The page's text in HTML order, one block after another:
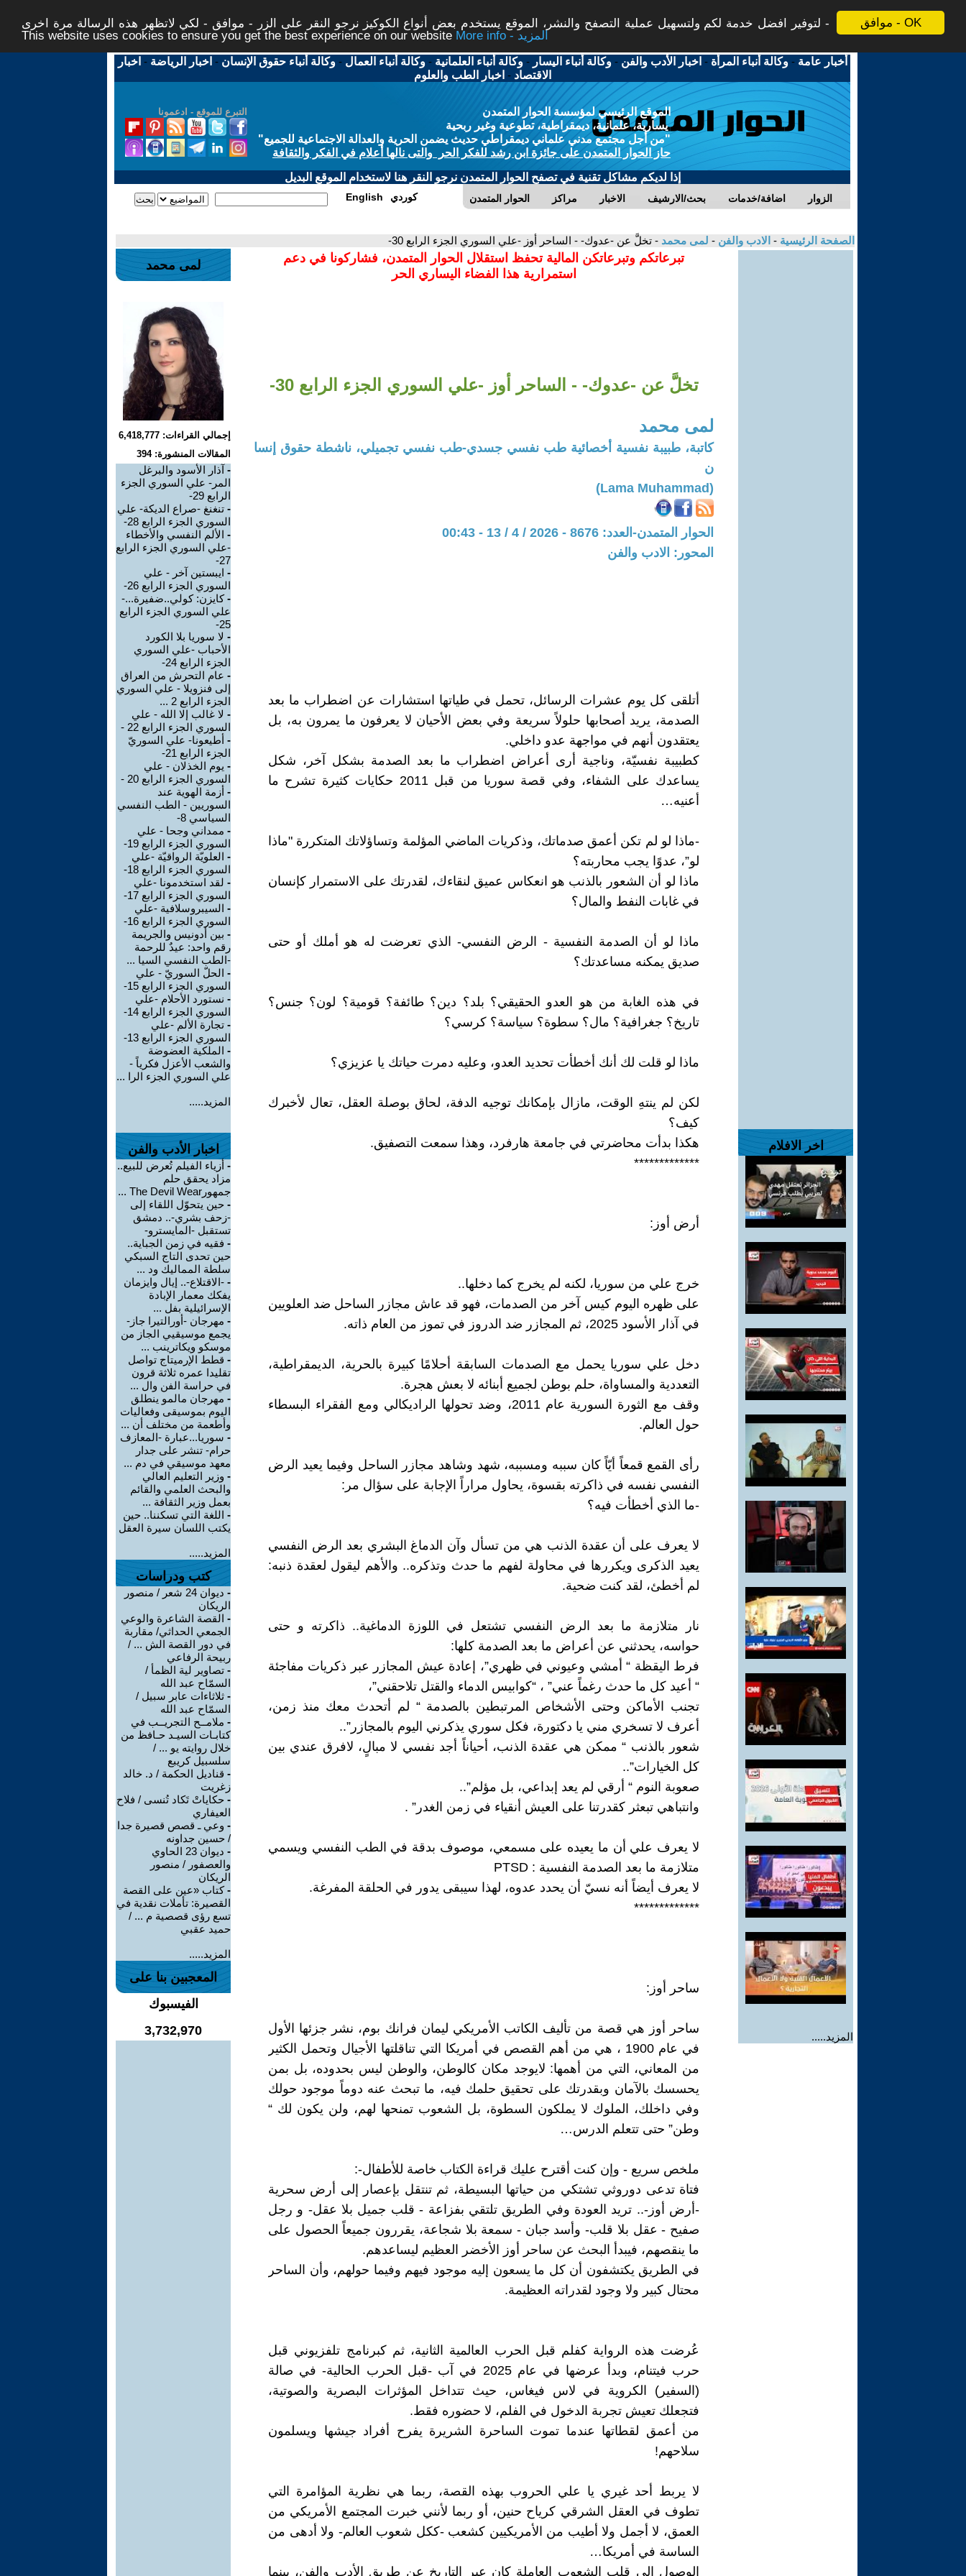
موافق - OK
لتوفير افضل خدمة لكم ولتسهيل عملية التصفح والنشر، الموقع يستخدم بعض أنواع الكوكيز نرجو النقر على الزر - موافق - لكي لاتظهر هذه الرسالة مرة اخرى -
This website uses cookies to ensure you get the best experience on our website
More info - المزيد
أخبار عامة -وكالة أنباء المرأة - اخبار الأدب والفن -وكالة أنباء اليسار -وكالة أنباء العلمانية -وكالة أنباء العمال -وكالة أنباء حقوق الإنسان - اخبار الرياضة - اخبار
الاقتصاد - اخبار الطب والعلوم
التبرع للموقع - ادعمونا
الموقع الرئيسي لمؤسسة الحوار المتمدن
يسارية، علمانية، ديمقراطية، تطوعية وغير ربحية
"من أجل مجتمع مدني علماني ديمقراطي حديث يضمن الحرية والعدالة الاجتماعية للجميع"
حاز الحوار المتمدن على جائزة ابن رشد للفكر الحر والتى نالها أعلام في الفكر والثقافة
إذا لديكم مشاكل تقنية في تصفح الحوار المتمدن نرجو النقر هنا لاستخدام الموقع البديل
الحوار المتمدن مراكز الاخبار بحث/الارشيف اضافة/خدمات الزوار English كوردي
الصفحة الرئيسية - الادب والفن - لمى محمد - تخلَّ عن -عدوك- - الساحر أوز -علي السوري الجزء الرابع 30-
اخر الافلام
المزيد.....
تبرعاتكم وتبرعاتكن المالية تحفظ استقلال الحوار المتمدن، فشاركونا في دعم
استمرارية هذا الفضاء اليساري الحر
تخلَّ عن -عدوك- - الساحر أوز -علي السوري الجزء الرابع 30-
لمى محمد
كاتبة، طبيبة نفسية أخصائية طب نفسي جسدي-طب نفسي تجميلي، ناشطة حقوق إنسا
ن
(Lama Muhammad)
الحوار المتمدن-العدد: 8676 - 2026 / 4 / 13 - 00:43
المحور: الادب والفن
أتلقى كل يوم عشرات الرسائل، تحمل في طياتها استشارات عن اضطراب ما بعد
الصدمة، يريد أصحابها حلولاً سريعة وفي بعض الأحيان لا يعرفون ما يمرون به، بل
يعتقدون أنهم في مواجهة عدو داخلي.
كطبيبة نفسيّة، وناجية أرى أعراض اضطراب ما بعد الصدمة بشكل آخر، شكل
يساعدك على الشفاء، وفي قصة سوريا من قبل 2011 حكايات كثيرة تشرح ما
أعنيه…
-ماذا لو لم تكن أعمق صدماتك، وذكريات الماضي المؤلمة وتساؤلاتك المتكررة "ماذا
لو”، عدوًا يجب محاربته؟
ماذا لو أن الشعور بالذنب هو انعكاس عميق لنقاءك، لقدرتك على الاستمرار كإنسان
في غابات النفط والمال؟
ماذا لو أن الصدمة النفسية - الرض النفسي- الذي تعرضت له هو أملك أو حتى
صديق يمكنه مساعدتك؟
في هذه الغابة من هو العدو الحقيقي؟ بلد؟ دين؟ طائفة؟ قومية؟ لون؟ جنس؟
تاريخ؟ جغرافية؟ مال؟ سطوة؟ سياسة؟ كرسي؟
ماذا لو قلت لك أنك أخطأت تحديد العدو، وعليه دمرت حياتك يا عزيزي؟
لكن لم ينتهِ الوقت، مازال بإمكانك توجيه الدفة، لحاق بوصلة العقل، تعال لأخبرك
كيف؟
هكذا بدأت محاضرتي في جامعة هارفرد، وهذا سمعت التصفيق.
*************
أرض أوز:
خرج علي من سوريا، لكنه لم يخرج كما دخلها..
على ظهره اليوم كيس آخر من الصدمات، فهو قد عاش مجازر الساحل ضد العلويين
في آذار الأسود 2025، ثم المجازر ضد الدروز في تموز من العام ذاته.
دخل علي سوريا يحمل مع الصدمات السابقة أحلامًا كبيرة بالحرية، الديمقراطية،
التعددية والمساواة، حلم بوطن لجميع أبنائه لا بعش هجرة.
وقف مع الثورة السورية عام 2011، وضد تحولها الراديكالي ومع الفقراء البسطاء
حول العالم.
رأى القمع قمعاً أيّاً كان سببه ومسببه، شهد وشاهد مجازر الساحل وفيما يعيد الرض
النفسي نفسه في ذاكرته بقسوة، يحاول مراراً الإجابة على سؤال مر:
-ما الذي أخطأت فيه؟
لا يعرف على أن عقدة الذنب هي من تسأل وآن الدماغ البشري بعد الرض النفسي
يعيد الذكرى ويكررها في محاولة لفهم ما حدث وتذكره.. والأهم ليقول لعقدة ذنبه:
لم أخطئ، لقد كنت ضحية.
نار متلازمة ما بعد الرض النفسي تشتعل في اللوزة الدماغية.. ذاكرته و حتى
حواسه، يحدثني عن أعراض ما بعد الصدمة كلها:
فرط اليقظة “ أمشي وعيوني في ظهري”، إعادة عيش المجازر عبر ذكريات مفاجئة
“ أعيد كل ما حدث رغماً عني” ، “كوابيس الدماء والقتل تلاحقني”،
تجنب الأماكن وحتى الأشخاص المرتبطين بالصدمة “ لم أتحدث معك منذ زمن،
أعرف لا تسخري مني يا دكتورة، فكل سوري يذكرني اليوم بالمجازر”..
شعور بالذنب “ ممكن هي عقدة الذنب، أحياناً أجد نفسي لا مبالٍ، لافرق عندي بين
كل الخيارات”..
صعوبة النوم “ أرقي لم يعد إبداعي، بل مؤلم”..
وانتباهي تبعثر كقدرتنا على العيش أنقياء في زمن الغدر” .
لا يعرف علي أن ما يعيده على مسمعي، موصوف بدقة في الطب النفسي ويسمي
متلازمة ما بعد الصدمة النفسية : PTSD
لا يعرف أيضاً أنه نسيّ أن يحدد عدوه، لهذا سيبقى يدور في الحلقة المفرغة.
*************
ساحر أوز:
ساحر أوز هي قصة من تأليف الكاتب الأمريكي ليمان فرانك بوم، نشر جزئها الأول
في عام 1900 ، هي من أهم القصص في أمريكا التي تناقلتها الأجيال وتحمل الكثير
من المعاني، التي من أهمها: لايوجد مكان كالوطن، والوطن ليس بحدوده، بل بمن
يحسسك بالآمان وبقدرتك على تحقيق حلمك فيه، ما تبحث عنه دوماً موجود حولك
وفي داخلك، الملوك لا يملكون السطوة، بل الشعوب تمنحها لهم، ولن يكون لك “
وطن” حتى تتعلم الدرس…
ملخص سريع - وإن كنت أقترح عليك قراءة الكتاب خاصة للأطفال-:
فتاة تدعى دوروثي تشتكي من حياتها البسيطة، ثم تنتقل بإعصار إلى أرض سحرية
-أرض أوز-.. تريد العودة وفي الطريق تلتقي بفزاعة - قلب جميل بلا عقل- و رجل
صفيح - عقل بلا قلب- وأسد جبان - سمعة بلا شجاعة، يقررون جميعاً الحصول على
ما ينقصهم، فيبدأ البحث عن ساحر أوز الأخضر العظيم ليساعدهم.
في الطريق يكتشفون أن كل ما يسعون إليه موجود فيهم وفيما حولهم، وأن الساحر
محتال كبير ولا وجود لقدراته العظيمة.
عُرضت هذه الرواية كفلم قبل الحرب العالمية الثانية، ثم كبرنامج تلفزيوني قبل
حرب فيتنام، وبدأ عرضها في عام 2025 في آب -قبل الحرب الحالية- في صالة
(السفير) الكروية في لاس فيغاس، حيث تتداخل المؤثرات البصرية والصوتية،
فتجعلك تعيش تجربة الدخول في الفلم، لا حضوره فقط.
من أعمق لقطاتها عندما تموت الساحرة الشريرة يفرح أفراد جيشها ويسلمون
سلاحهم!
لا يربط أحد غيري يا علي الحروب بهذه القصة، ربما هي نظرية المؤامرة التي
تطوف في العقل الشرقي كرياح حنين، أو ربما لأنني خبرت المجتمع الأمريكي من
العمق، لا أجمل ولا أطيب من الأمريكيين كشعب -ككل شعوب العالم- ولا أدهى من
الساسة في أمريكا…
الوصول إلى قلب الشعوب العاملة كان عبر التاريخ عن طريق الأدب والفن، بينما
لمى محمد
إجمالي القراءات: 6,418,777
المقالات المنشورة: 394
- آذار الأسود والبرغل
المر- علي السوري الجزء
الرابع 29-
- تنغنغ -صراع الديكة- علي
السوري الجزء الرابع 28-
- الألم النفسي والأخطاء
-علي السوري الجزء الرابع
27-
- ايبستين آخر - علي
السوري الجزء الرابع 26-
-كايزن: كولي..ضفيرة...-
علي السوري الجزء الرابع
25-
- لا سوريا بلا الكورد
الأحباب -علي السوري
الجزء الرابع 24-
- عام التحرش من العراق
إلى فنزويلا - علي السوري
الجزء الرابع 2 ...
- لا غالب إلا الله - علي
السوري الجزء الرابع 22 -
- أطيعونا- علي السوريّ
الجزء الرابع 21-
- يوم الخذلان - علي
السوري الجزء الرابع 20 -
- أزمة الهوية عند
السوريين - الطب النفسي
السياسي 8-
- ممداني وجحا - علي
السوري الجزء الرابع 19-
- العلويّة الرواقيّة -علي
السوري الجزء الرابع 18-
- لقد استخدمونا -علي
السوري الجزء الرابع 17-
- السيبروسلافية -علي
السوري الجزء الرابع 16-
- بين أدونيس والجريمة
رقم واحد: عيدٌ للرحمة
-الطب النفسي السيا ...
- الحلّ السوريّ - علي
السوري الجزء الرابع 15-
- نستورد الأحلام -علي
السوري الجزء الرابع 14-
- تجارة الألم -علي
السوري الجزء الرابع 13-
- الملكية العضوضة
والشعب الأعزل فكرياً -
علي السوري الجزء الرا ...
المزيد.....
اخبار الأدب والفن
- أزياء الفيلم تُعرض للبيع..
مزاد يحقق حلم
جمهورThe Devil Wear ...
- حين يتحوّل اللقاء إلى
-زحف بشري-.. دمشق
تستقبل -المايسترو-
- فقيه في زمن الجباية..
حين تحدى التاج السبكي
سلطة المماليك ود ...
- -الاقتلاع-.. إيال وايزمان
يفكك معمار الإبادة
الإسرائيلية بفل ...
- مهرجان -أورالتيرا جاز-
يجمع موسيقيي الجاز من
موسكو ويكاترينب ...
- قطط الإرميتاج تواصل
تقليدا عمره ثلاثة قرون
في حراسة الفن وال ...
- مهرجان مالمو ينطلق
اليوم بموسيقى وفعاليات
وأطعمة من مختلف أن ...
- سوريا...عبارة -المعازف
حرام- تنشر على جدار
معهد موسيقي في دم ...
- وزير التعليم العالي
والبحث العلمي والقائم
بعمل وزير الثقافة ...
- اللغة التي تسكننا.. حين
يكتب اللسان سيرة العقل
المزيد.....
كتب ودراسات
-
ديوان 24 شعر / منصور
الريكان
- القصة الشاعرة والوعي
الجمعي الحداثي/ مقاربة
في دور القصة الش ... /
ربيحة الرفاعي
- تصاوير لية الظمأ /
السمّاح عبد الله
- ثلاثاءات عابر سبيل /
السمّاح عبد الله
- ملامــح التجريــب في
كتابـات السيـد حـافظ من
خلال روايته يو ... /
سلسبيل كريبع
- قناديل الحكمة / د. خالد
زغريت
- حكاياتْ تَكاد تُنسى / فلاح
العيفاري
- وعي ـ قصص قصيرة جدا
/ حسين جداونه
-
ديوان 23 الحاوي
والعصفور / منصور
الريكان
-كتاب «عين على القصة
القصيرة: تأملات نقدية في
تسع رؤى قصصية م ... /
حميد عقبي
المزيد.....
المعجبين بنا على
الفيسبوك
3,732,970